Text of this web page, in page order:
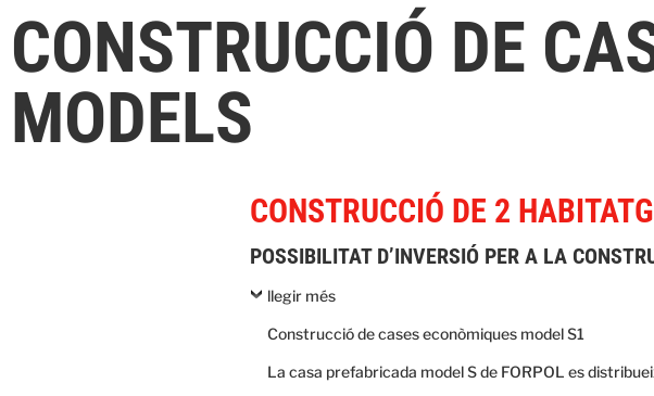
CONSTRUCCIÓ DE
MODELS
CONSTRUCCIÓ DE 2
POSSIBILITAT D’INVERSIÓ PER A LA
llegir més
Construcció de cases econòmiques model S1
La casa prefabricada model S de FORPOL es